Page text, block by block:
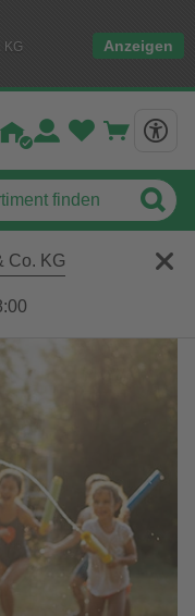
KG
Anzeigen
Co. KG